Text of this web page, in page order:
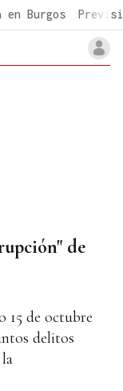
en Burgos
de
15 de octubre
delitos